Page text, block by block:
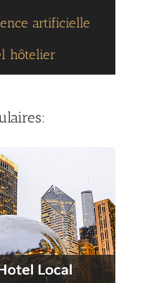
artificielle
hôtelier